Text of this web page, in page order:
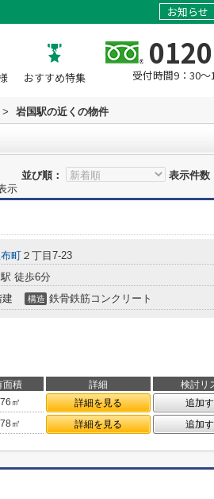
お知らせ
おすすめ特集 受付時間9：30～
> 岩国駅の近くの物件
並び順：
表示件数
示
町 ２丁目7-23
駅 徒歩6分
建 構造 鉄骨鉄筋コンクリート
面積 詳細
検討リ
㎡ 詳細を見る
追加
㎡ 詳細を見る 追加